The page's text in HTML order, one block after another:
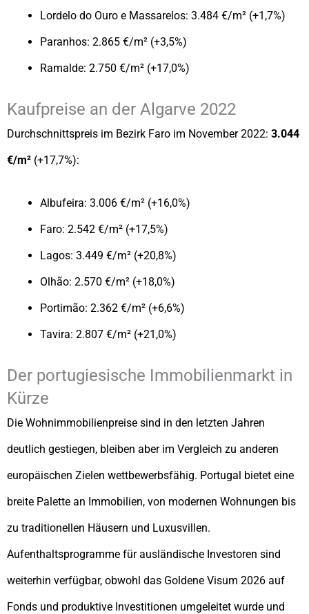
Lordelo do Ouro e Massarelos: 3.484 €/m² (+1,7%)
Paranhos: 2.865 €/m² (+3,5%)
Ramalde: 2.750 €/m² (+17,0%)
Kaufpreise an der Algarve 2022
Durchschnittspreis im Bezirk Faro im November 2022: 3.044
€/m² (+17,7%):
Albufeira: 3.006 €/m² (+16,0%)
Faro: 2.542 €/m² (+17,5%)
Lagos: 3.449 €/m² (+20,8%)
Olhão: 2.570 €/m² (+18,0%)
Portimão: 2.362 €/m² (+6,6%)
Tavira: 2.807 €/m² (+21,0%)
Der portugiesische Immobilienmarkt in
Kürze
Die Wohnimmobilienpreise sind in den letzten Jahren
deutlich gestiegen, bleiben aber im Vergleich zu anderen
europäischen Zielen wettbewerbsfähig. Portugal bietet eine
breite Palette an Immobilien, von modernen Wohnungen bis
zu traditionellen Häusern und Luxusvillen.
Aufenthaltsprogramme für ausländische Investoren sind
weiterhin verfügbar, obwohl das Goldene Visum 2026 auf
Fonds und produktive Investitionen umgeleitet wurde und